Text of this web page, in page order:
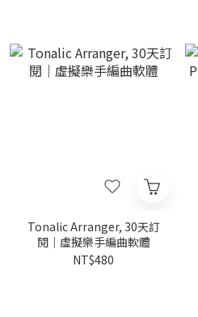
Tonalic Arranger, 30天訂
閱｜虛擬樂手編曲軟體
NT$480